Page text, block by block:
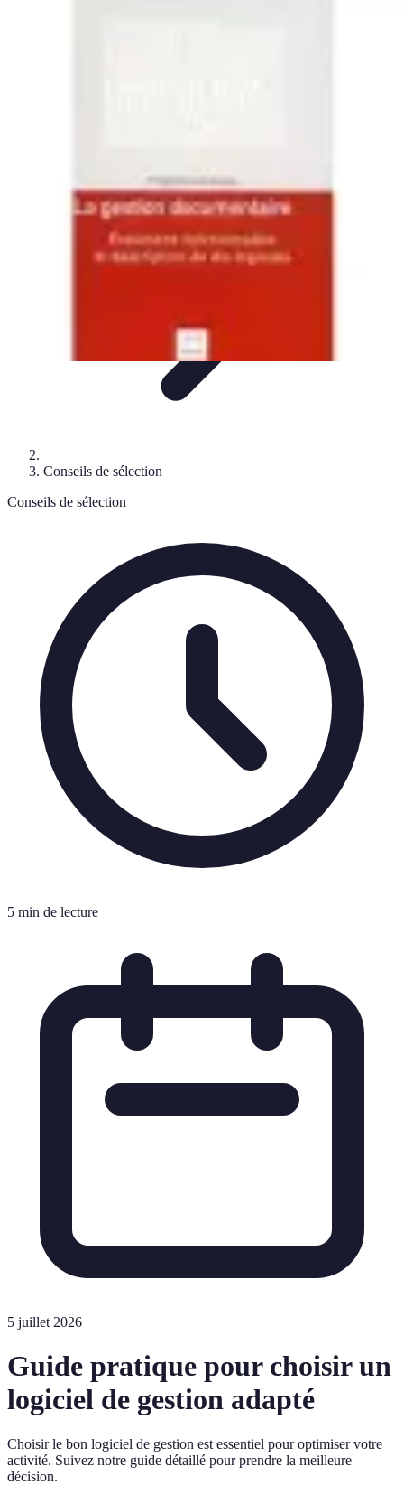
Conseils de sélection
Conseils de sélection
5 min de lecture
5 juillet 2026
Guide pratique pour choisir un
logiciel de gestion adapté
Choisir le bon logiciel de gestion est essentiel pour optimiser votre
activité. Suivez notre guide détaillé pour prendre la meilleure
décision.